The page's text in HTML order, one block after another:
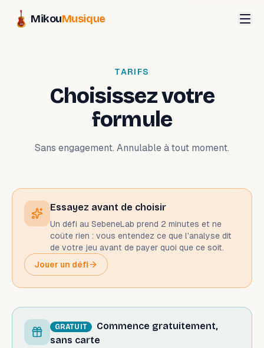
MikouMusique
TARIFS
Choisissez votre
formule
Sans engagement. Annulable à tout moment.
Essayez avant de choisir
Un défi au SebeneLab prend 2 minutes et ne
coûte rien : vous entendez ce que l'analyse dit
de votre jeu avant de payer quoi que ce soit.
Jouer un défi
GRATUIT
Commence gratuitement,
sans carte